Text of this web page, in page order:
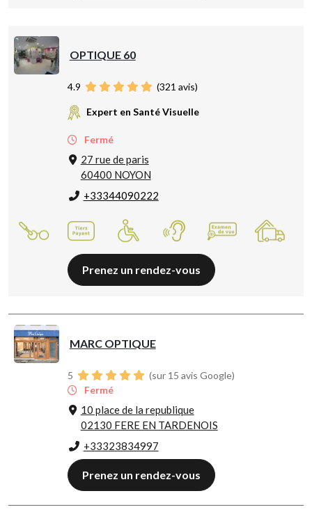
OPTIQUE 60
4.9 (321 avis)
Expert en Santé Visuelle
Fermé
27 rue de paris
60400 NOYON
+33344090222
Prenez un rendez-vous
MARC OPTIQUE
5
(sur 15 avis Google)
Fermé
10 place de la republique
02130 FERE EN TARDENOIS
+33323834997
Prenez un rendez-vous